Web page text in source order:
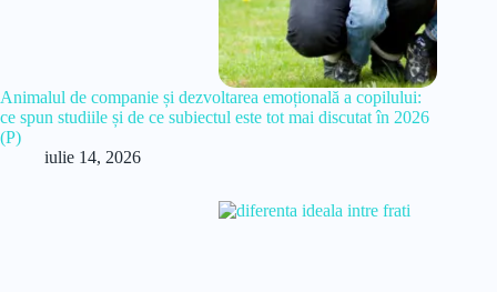
Animalul de companie și dezvoltarea emoțională a copilului:
ce spun studiile și de ce subiectul este tot mai discutat în 2026
(P)
iulie 14, 2026